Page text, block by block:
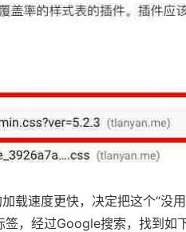
载速度更快，决定把这个“没
，经过Google搜索，找到如